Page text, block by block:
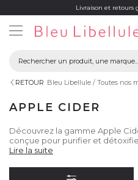
Livraison et retours
RETOUR Bleu Libellule Toutes nos
APPLE CIDER
Découvrez la gamme Apple
conçue pour purifier et
chevelu.
Lire la suite